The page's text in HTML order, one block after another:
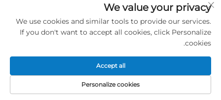
כל הזכויות שמורות © 2026 Yuyao Bathbon Sanitary Ware
Co., Ltd. סין
מדיניות הפרטיות
We value your privacy
We use cookies and similar tools to provide our services.
If you don't want to accept all cookies, click Personalize
cookies.
Personalize cookies
Accept all